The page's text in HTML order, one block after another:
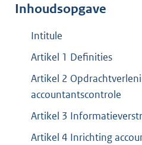
Inhoudsopgave
Intitule
Artikel 1 Definities
Artikel 2
accountantscontrole
Artikel 3
Artikel 4 Inrichting